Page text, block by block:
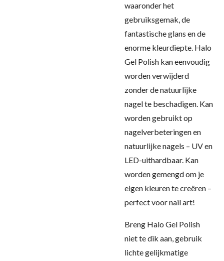
waaronder het
gebruiksgemak, de
fantastische glans en de
enorme kleurdiepte. Halo
Gel Polish kan eenvoudig
worden verwijderd
zonder de natuurlijke
nagel te beschadigen. Kan
worden gebruikt op
nagelverbeteringen en
natuurlijke nagels – UV en
LED-uithardbaar. Kan
worden gemengd om je
eigen kleuren te creëren –
perfect voor nail art!
Breng Halo Gel Polish
niet te dik aan, gebruik
lichte gelijkmatige